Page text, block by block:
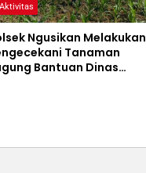
Aktivitas
Ngusikan Melakukan
Tanaman
Bantuan Dinas